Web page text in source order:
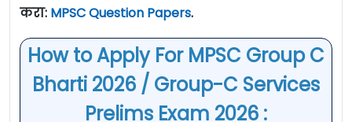
करा: MPSC Question Papers.
How to Apply For MPSC Group C
Bharti 2026 / Group-C Services
Prelims Exam 2026 :